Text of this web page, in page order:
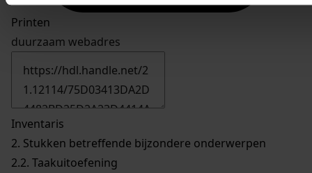
Printen
duurzaam webadres
Inventaris
2. Stukken betreffende bijzondere onderwerpen
2.2. Taakuitoefening